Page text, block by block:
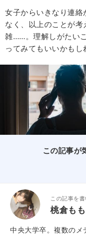
女子からいきなり連
なく、以上のことが
雑……。理解しがたい
ってみてもいいかもし
この記事が
この記事を書
桃倉もも
中央大学卒。複数のメ